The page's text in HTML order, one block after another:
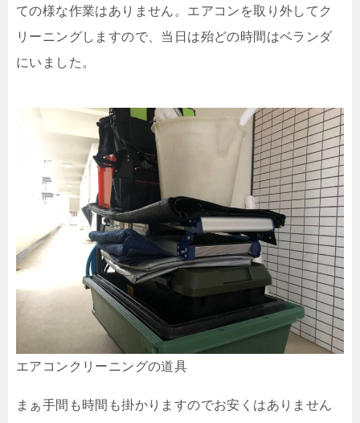
ての様な作業はありません。エアコンを取り外してク
リーニングしますので、当日は殆どの時間はベランダ
にいました。
エアコンクリーニングの道具
まぁ手間も時間も掛かりますのでお安くはありません